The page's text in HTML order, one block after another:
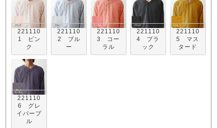
売れ筋ランキング
- Item Ranking -
新着商品
すべてのデザインのパジャマ一覧はこちら
221110
1 ピン
ク
221110
2 ブル
ー
221110
3 コー
ラル
221110
4 ブラ
ック
221110
5 マス
タード
221110
6 グレ
イパープ
ル